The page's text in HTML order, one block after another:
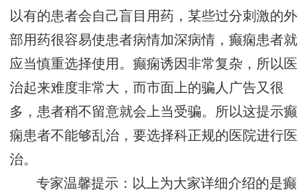
以有的患者会自己盲目用药，某些过分刺激的外
部用药很容易使患者病情加深病情，癫痫患者就
应当慎重选择使用。癫痫诱因非常复杂，所以医
治起来难度非常大，而市面上的骗人广告又很
多，患者稍不留意就会上当受骗。所以这提示癫
痫患者不能够乱治，要选择科正规的医院进行医
治。
专家温馨提示：以上为大家详细介绍的是癫